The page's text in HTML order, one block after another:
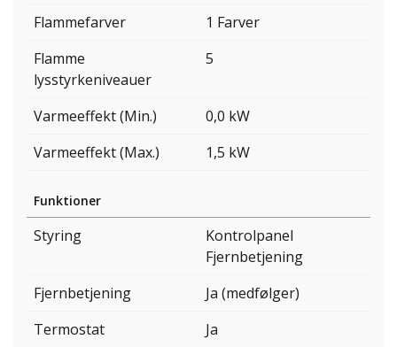
Flammefarver
1 Farver
Flamme
lysstyrkeniveauer
5
Varmeeffekt (Min.)
0,0 kW
Varmeeffekt (Max.)
1,5 kW
Funktioner
Styring
Kontrolpanel
Fjernbetjening
Fjernbetjening
Ja (medfølger)
Termostat
Ja